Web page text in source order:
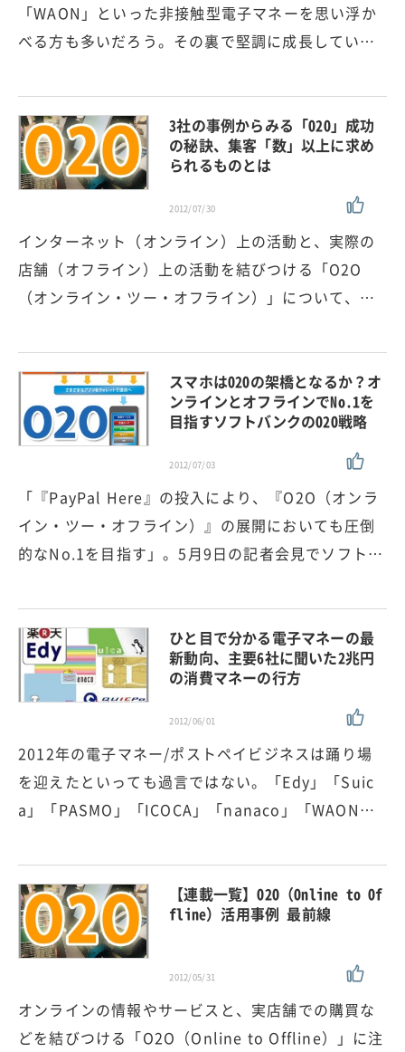
「WAON」といった非接触型電子マネーを思い浮か
べる方も多いだろう。その裏で堅調に成長してい…
3社の事例からみる「O2O」成功
の秘訣、集客「数」以上に求め
られるものとは
2012/07/30
インターネット（オンライン）上の活動と、実際の
店舗（オフライン）上の活動を結びつける「O2O
（オンライン・ツー・オフライン）」について、…
スマホはO2Oの架橋となるか？オ
ンラインとオフラインでNo.1を
目指すソフトバンクのO2O戦略
2012/07/03
「『PayPal Here』の投入により、『O2O（オンラ
イン・ツー・オフライン）』の展開においても圧倒
的なNo.1を目指す」。5月9日の記者会見でソフト…
ひと目で分かる電子マネーの最
新動向、主要6社に聞いた2兆円
の消費マネーの行方
2012/06/01
2012年の電子マネー/ポストペイビジネスは踊り場
を迎えたといっても過言ではない。「Edy」「Suic
a」「PASMO」「ICOCA」「nanaco」「WAON…
【連載一覧】O2O（Online to Of
fline）活用事例 最前線
2012/05/31
オンラインの情報やサービスと、実店舗での購買な
どを結びつける「O2O（Online to Offline）」に注